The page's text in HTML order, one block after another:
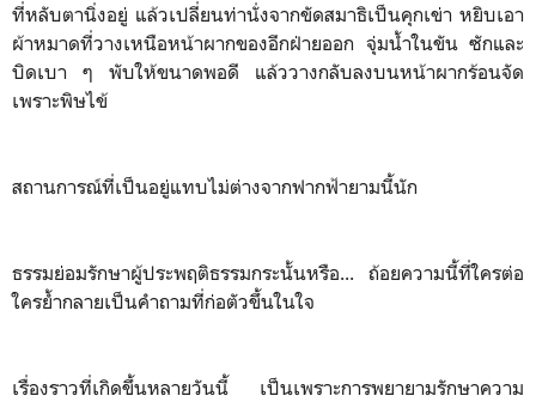
ที่หลับตานิ่งอยู่ แล้วเปลี่ยนท่านั่งจากขัดสมาธิเป็นคุกเข่า หยิบเอา
ผ้าหมาดที่วางเหนือหน้าผากของอีกฝ่ายออก จุ่มน้ำในขัน ซักและ
บิดเบา ๆ พับให้ขนาดพอดี แล้ววางกลับลงบนหน้าผากร้อนจัด
เพราะพิษไข้
สถานการณ์ที่เป็นอยู่แทบไม่ต่างจากฟากฟ้ายามนี้นัก
ธรรมย่อมรักษาผู้ประพฤติธรรมกระนั้นหรือ... ถ้อยความนี้ที่ใครต่อ
ใครย้ำกลายเป็นคำถามที่ก่อตัวขึ้นในใจ
เรื่องราวที่เกิดขึ้นหลายวันนี้ เป็นเพราะการพยายามรักษาความ